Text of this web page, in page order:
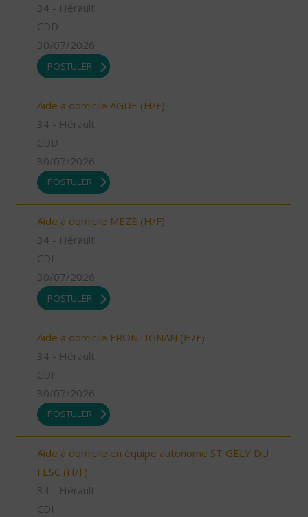
34 - Hérault
CDD
30/07/2026
POSTULER
Aide à domicile AGDE (H/F)
34 - Hérault
CDD
30/07/2026
POSTULER
Aide à domicile MEZE (H/F)
34 - Hérault
CDI
30/07/2026
POSTULER
Aide à domicile FRONTIGNAN (H/F)
34 - Hérault
CDI
30/07/2026
POSTULER
Aide à domicile en équipe autonome ST GELY DU
FESC (H/F)
34 - Hérault
CDI